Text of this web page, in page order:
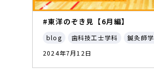
#東洋のぞき見【6月編】
blog 歯科技工士学科
鍼灸師
2024年7月12日